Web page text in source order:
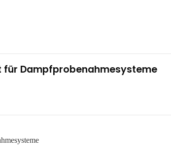
Dampfprobenahmesysteme